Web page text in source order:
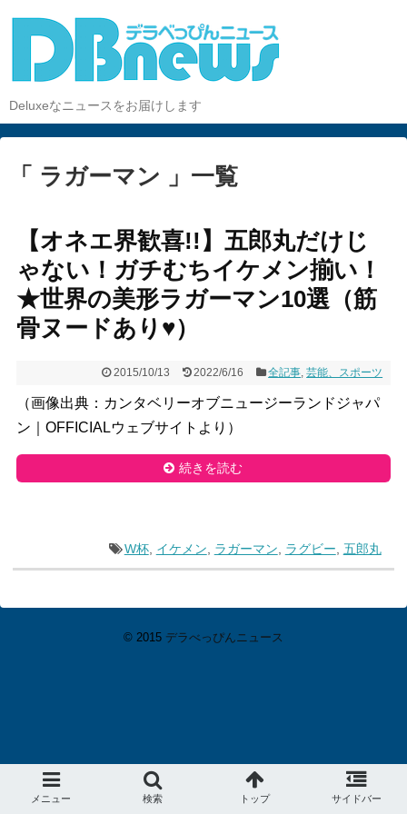
Deluxeなニュースをお届けします
「 ラガーマン 」一覧
【オネエ界歓喜!!】五郎丸だけじ
ゃない！ガチむちイケメン揃い！
★世界の美形ラガーマン10選（筋
骨ヌードあり♥）
2015/10/13 2022/6/16 全記事,芸能、スポーツ
（画像出典：カンタベリーオブニュージーランドジャパ
ン｜OFFICIALウェブサイトより）
続きを読む
W杯, イケメン ラガーマン ラグビー 五郎丸
© 2015 デラべっぴんニュース